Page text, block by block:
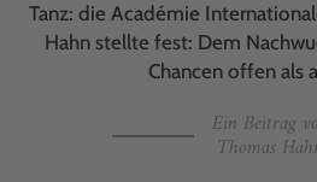
Tanz: die Académie
Hahn stellte fest: Dem
Chancen offen als
Ein Beitrag
Thomas